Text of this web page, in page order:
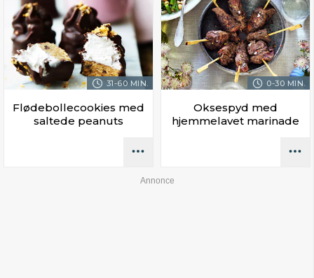
31-60 MIN.
Flødebollecookies med
saltede peanuts
0-30 MIN.
Oksespyd med
hjemmelavet marinade